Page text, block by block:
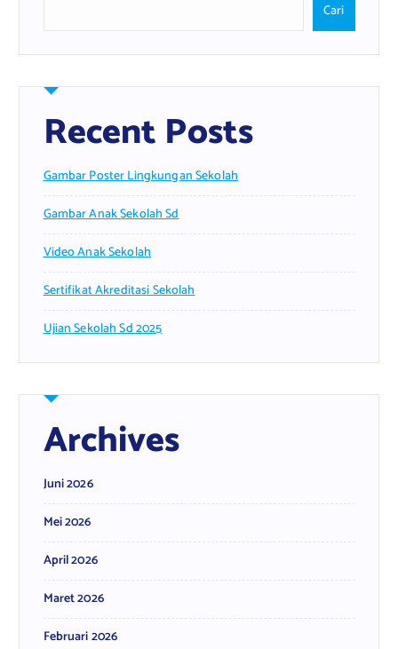
Cari
Recent Posts
Gambar Poster Lingkungan Sekolah
Gambar Anak Sekolah Sd
Video Anak Sekolah
Sertifikat Akreditasi Sekolah
Ujian Sekolah Sd 2025
Archives
Juni 2026
Mei 2026
April 2026
Maret 2026
Februari 2026